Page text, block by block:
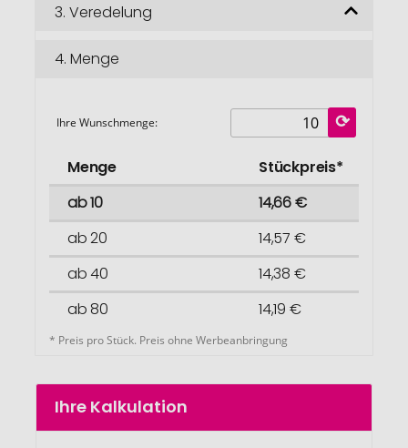
3. Veredelung
4. Menge
Ihre Wunschmenge:
Menge
Stückpreis*
ab 10
14,66 €
ab 20
14,57 €
ab 40
14,38 €
ab 80
14,19 €
* Preis pro Stück. Preis ohne Werbeanbringung
Ihre Kalkulation